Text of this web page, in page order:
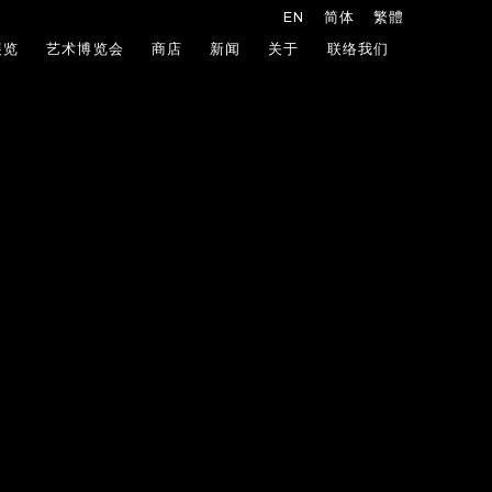
览 艺术博览会 商店 新闻 关于 联络我们
EN 简体 繁體